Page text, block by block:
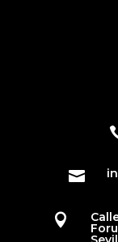

